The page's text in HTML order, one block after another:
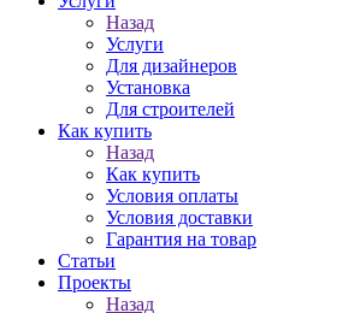
Назад
Услуги
Для дизайнеров
Установка
Для строителей
Как купить
Назад
Как купить
Условия оплаты
Условия доставки
Гарантия на товар
Статьи
Проекты
Назад